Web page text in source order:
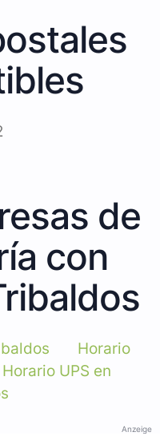
de
con
Horario
Horario UPS en
Anzeige